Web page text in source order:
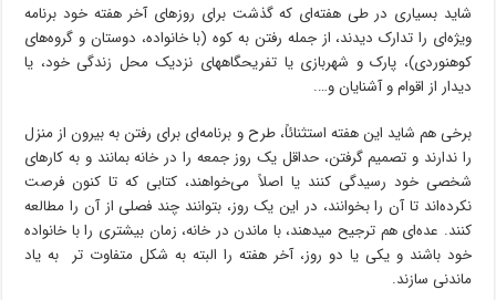
شاید بسیاری در طی هفته‌ای که گذشت برای روزهای آخر هفته خود برنامه‌
ویژه‌ای را تدارک دیدند، از جمله رفتن به کوه (با خانواده، دوستان و گروه‌های
کوهنوردی)، پارک و شهربازی یا تفریحگاههای نزدیک محل زندگی خود، یا
دیدار از اقوام و آشنایان و….
برخی هم شاید این هفته استثنائاً، طرح و برنامه‌ای برای رفتن به بیرون از منزل
را ندارند و تصمیم گرفتن، حداقل یک روز جمعه را در خانه بمانند و به کارهای
شخصی خود رسیدگی کنند یا اصلاً می‌خواهند، کتابی که تا کنون فرصت
نکرده‌اند تا آن را بخوانند، در این یک روز، بتوانند چند فصلی از آن را مطالعه
کنند. عده‌ای هم ترجیح میدهند، با ماندن در خانه، زمان بیشتری را با خانواده
خود باشند و یکی یا دو روز، آخر هفته را البته به شکل متفاوت تر به یاد
ماندنی سازند.